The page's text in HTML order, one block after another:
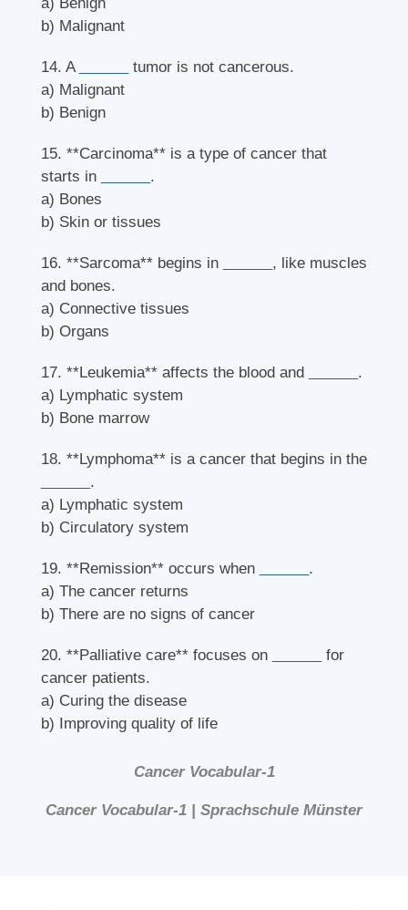
b) Malignant
14. A
tumor is not cancerous.
a) Malignant
b) Benign
15. **Carcinoma** is a type of cancer that
starts in
.
a) Bones
b) Skin or tissues
16. **Sarcoma** begins in
, like muscles
and bones.
a) Connective tissues
b) Organs
17. **Leukemia** affects the blood and
.
a) Lymphatic system
b) Bone marrow
18. **Lymphoma** is a cancer that begins in the
.
a) Lymphatic system
b) Circulatory system
19. **Remission** occurs when
.
a) The cancer returns
b) There are no signs of cancer
20. **Palliative care** focuses on
for
cancer patients.
a) Curing the disease
b) Improving quality of life
Cancer Vocabular-1
Cancer Vocabular-1 | Sprachschule Münster